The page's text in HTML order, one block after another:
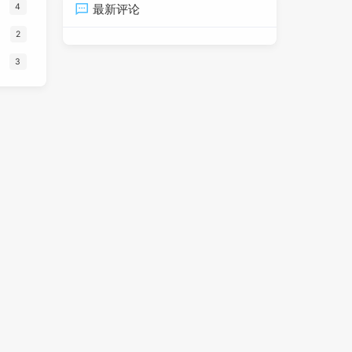
4
2
3
最新评论